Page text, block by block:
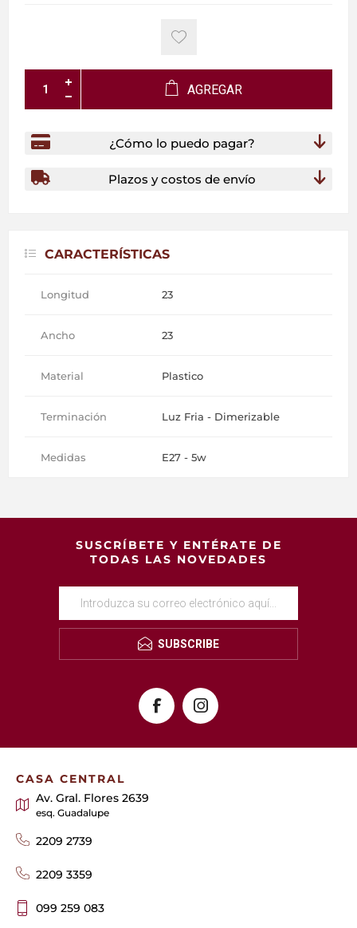
AGREGAR
¿Cómo lo puedo pagar?
Plazos y costos de envío
CARACTERÍSTICAS
Longitud 23
Ancho 23
Material Plastico
Terminación Luz Fria - Dimerizable
Medidas E27 - 5w
SUSCRÍBETE Y ENTÉRATE DE
TODAS LAS NOVEDADES
SUBSCRIBE
CASA CENTRAL
Av. Gral. Flores 2639
esq. Guadalupe
2209 2739
2209 3359
099 259 083